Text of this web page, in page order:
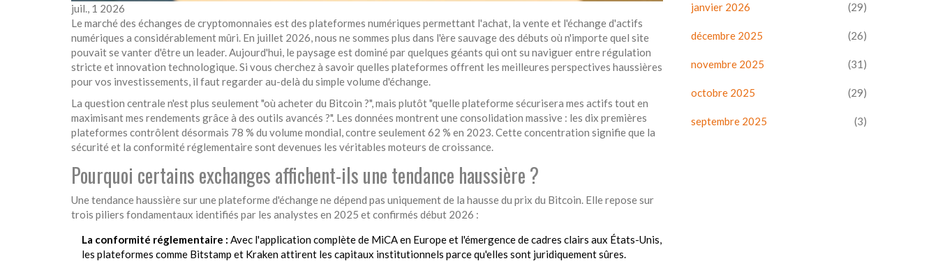
juil., 1 2026
Le marché des échanges de cryptomonnaies estdes plateformes numériques permettant l'achat, la vente et l'échange d'actifs
numériques a considérablement mûri. En juillet 2026, nous ne sommes plus dans l'ère sauvage des débuts où n'importe quel site
pouvait se vanter d'être un leader. Aujourd'hui, le paysage est dominé par quelques géants qui ont su naviguer entre régulation
stricte et innovation technologique. Si vous cherchez à savoir quelles plateformes offrent les meilleures perspectives haussières
pour vos investissements, il faut regarder au-delà du simple volume d'échange.
La question centrale n'est plus seulement "où acheter du Bitcoin ?", mais plutôt "quelle plateforme sécurisera mes actifs tout en
maximisant mes rendements grâce à des outils avancés ?". Les données montrent une consolidation massive : les dix premières
plateformes contrôlent désormais 78 % du volume mondial, contre seulement 62 % en 2023. Cette concentration signifie que la
sécurité et la conformité réglementaire sont devenues les véritables moteurs de croissance.
Pourquoi certains exchanges affichent-ils une tendance haussière ?
Une tendance haussière sur une plateforme d'échange ne dépend pas uniquement de la hausse du prix du Bitcoin. Elle repose sur
trois piliers fondamentaux identifiés par les analystes en 2025 et confirmés début 2026 :
La conformité réglementaire : Avec l'application complète de MiCA en Europe et l'émergence de cadres clairs aux États-Unis,
les plateformes comme Bitstamp et Kraken attirent les capitaux institutionnels parce qu'elles sont juridiquement sûres.
janvier 2026 (29)
décembre 2025 (26)
novembre 2025 (31)
octobre 2025 (29)
septembre 2025 (3)